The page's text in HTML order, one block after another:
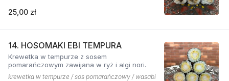
25,00 zł
14. HOSOMAKI EBI TEMPURA
Krewetka w tempurze z sosem
pomarańczowym zawijana w ryż i algi nori.
krewetka w tempurze / sos pomarańczowy / wasabi